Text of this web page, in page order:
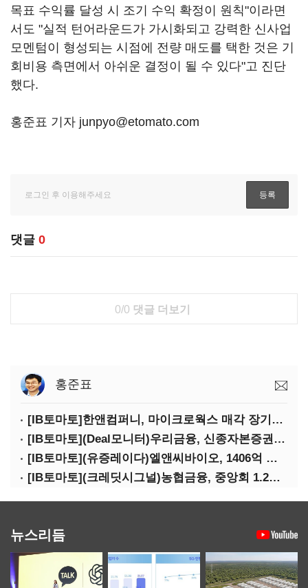
목표 수익률 달성 시 조기 수익 확정이 원칙"이라면
서도 "실적 턴어라운드가 가시화되고 강력한 신사업
모멘텀이 형성되는 시점에 전량 매도를 택한 것은 기
회비용 측면에서 아쉬운 결정이 될 수 있다"고 진단
했다.
홍준표 기자 junpyo@etomato.com
댓글 0
0/0 댓글 더보기
홍준표
[IB토마토]한앤컴퍼니, 마이크로웍스 매각 장기화 대비…배당 회수판 깔았다
[IB토마토](Deal모니터)우리금융, 신종자본증권 발행했지만 차환금리 '부담'
[IB토마토](유증레이다)엘앤씨바이오, 1406억 유증…최대주주는 절반만 청약
[IB토마토](크레딧시그널)농협금융, 중앙회 1.2조 지원받아 생산적금융 확대
뉴스리듬